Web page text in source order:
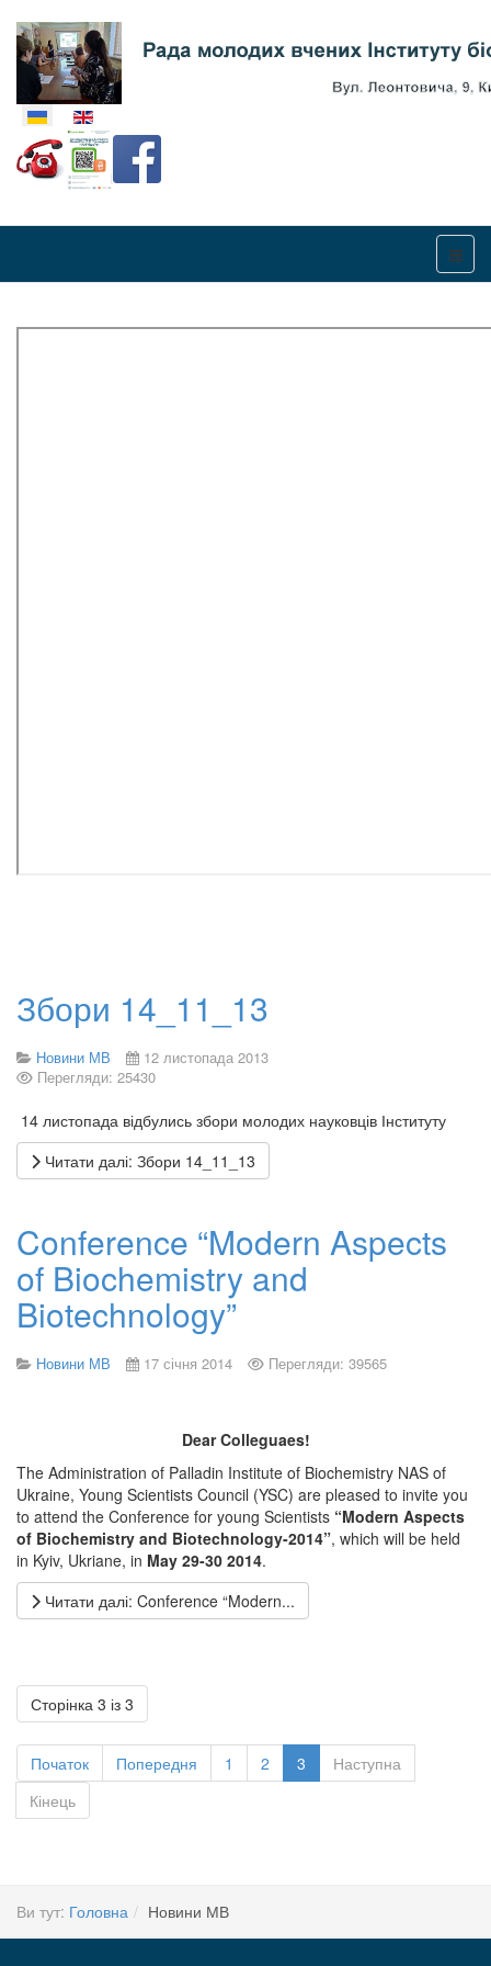
Оберіть свою мову
Збори 14_11_13
Новини МВ
12 листопада 2013
Перегляди: 25430
14 листопада відбулись збори молодих науковців Інституту
Читати далі: Збори 14_11_13
Conference “Modern Aspects
of Biochemistry and
Biotechnology”
Новини МВ 17 січня 2014 Перегляди: 39565
Dear Colleguaes!
The Administration of Palladin Institute of Biochemistry NAS of
Ukraine, Young Scientists Council (YSC) are pleased to invite you
to attend the Conference for young Scientists “Modern Aspects
of Biochemistry and Biotechnology-2014”, which will be held
in Kyiv, Ukriane, in May 29-30 2014.
Читати далі: Conference “Modern...
Сторінка 3 із 3
Початок Попередня 1 2 3
Наступна
Кінець
Ви тут: Головна Новини МВ